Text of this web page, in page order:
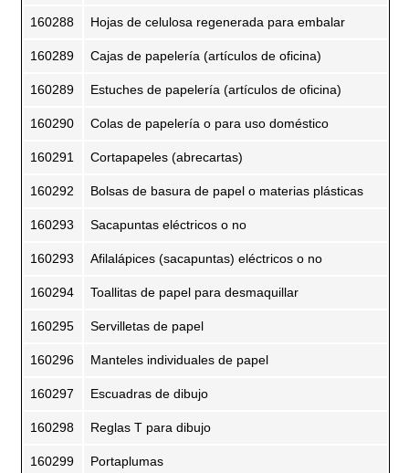
160288 Hojas de celulosa regenerada para embalar
160289 Cajas de papelería (artículos de oficina)
160289 Estuches de papelería (artículos de oficina)
160290 Colas de papelería o para uso doméstico
160291 Cortapapeles (abrecartas)
160292 Bolsas de basura de papel o materias plásticas
160293 Sacapuntas eléctricos o no
160293 Afilalápices (sacapuntas) eléctricos o no
160294 Toallitas de papel para desmaquillar
160295 Servilletas de papel
160296 Manteles individuales de papel
160297 Escuadras de dibujo
160298 Reglas T para dibujo
160299 Portaplumas